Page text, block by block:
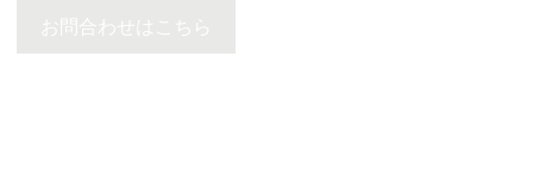
お問合わせはこちら